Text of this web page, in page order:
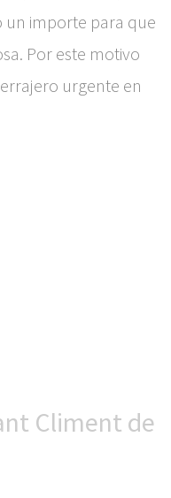
un importe para que
Por este motivo
urgente en
Climent de